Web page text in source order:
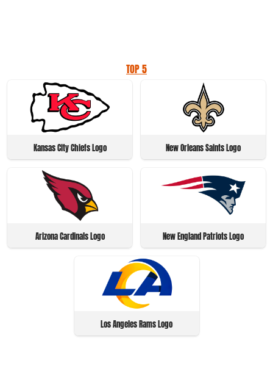
TOP 5
Kansas City Chiefs Logo New Orleans Saints Logo
Arizona Cardinals Logo New England Patriots Logo
Los Angeles Rams Logo